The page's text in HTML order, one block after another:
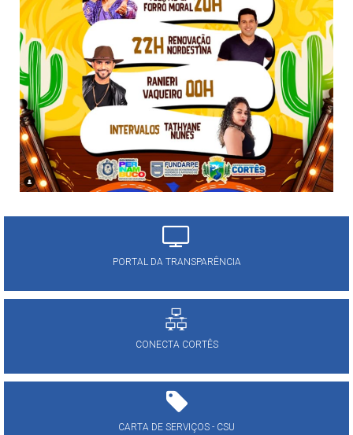
PORTAL DA TRANSPARÊNCIA
CONECTA CORTÊS
CARTA DE SERVIÇOS - CSU